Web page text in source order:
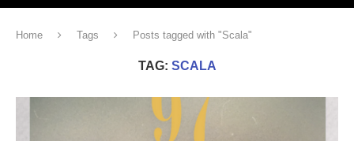
Home Tags Posts tagged with "Scala"
TAG: SCALA